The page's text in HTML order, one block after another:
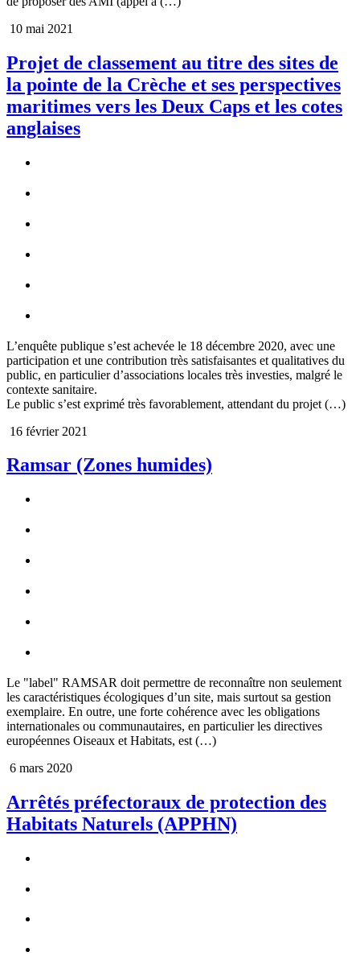
10 mai 2021
Projet de classement au titre des sites de
la pointe de la Crèche et ses perspectives
maritimes vers les Deux Caps et les cotes
anglaises
L’enquête publique s’est achevée le 18 décembre 2020, avec une
participation et une contribution très satisfaisantes et qualitatives du
public, en particulier d’associations locales très investies, malgré le
contexte sanitaire.
Le public s’est exprimé très favorablement, attendant du projet (…)
16 février 2021
Ramsar (Zones humides)
Le "label" RAMSAR doit permettre de reconnaître non seulement
les caractéristiques écologiques d’un site, mais surtout sa gestion
exemplaire. En outre, une forte cohérence avec les obligations
internationales ou communautaires, en particulier les directives
européennes Oiseaux et Habitats, est (…)
6 mars 2020
Arrêtés préfectoraux de protection des
Habitats Naturels (APPHN)